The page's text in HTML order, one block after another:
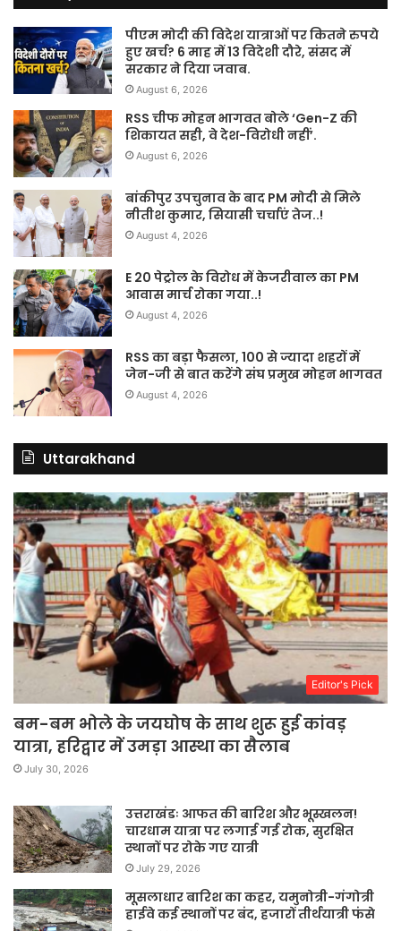
पीएम मोदी की विदेश यात्राओं पर कितने रुपये
हुए खर्च? 6 माह में 13 विदेशी दौरे, संसद में
सरकार ने दिया जवाब.
August 6, 2026
RSS चीफ मोहन भागवत बोले ‘Gen-Z की
शिकायत सही, वे देश-विरोधी नहीं’.
August 6, 2026
बांकीपुर उपचुनाव के बाद PM मोदी से मिले
नीतीश कुमार, सियासी चर्चाएं तेज..!
August 4, 2026
E 20 पेट्रोल के विरोध में केजरीवाल का PM
आवास मार्च रोका गया..!
August 4, 2026
RSS का बड़ा फैसला, 100 से ज्यादा शहरों में
जेन-जी से बात करेंगे संघ प्रमुख मोहन भागवत
August 4, 2026
Uttarakhand
Editor's Pick
बम-बम भोले के जयघोष के साथ शुरू हुई कांवड़
यात्रा, हरिद्वार में उमड़ा आस्था का सैलाब
July 30, 2026
उत्तराखंडः आफत की बारिश और भूस्खलन!
चारधाम यात्रा पर लगाई गई रोक, सुरक्षित
स्थानों पर रोके गए यात्री
July 29, 2026
मूसलाधार बारिश का कहर, यमुनोत्री-गंगोत्री
हाईवे कई स्थानों पर बंद, हजारों तीर्थयात्री फंसे